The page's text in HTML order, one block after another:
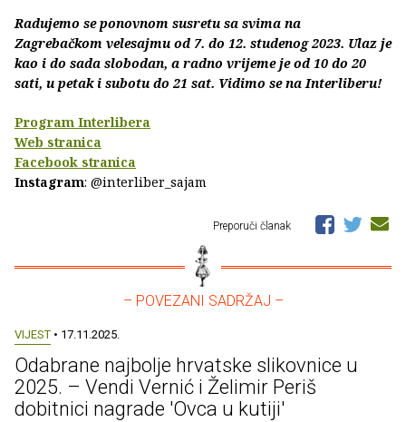
Radujemo se ponovnom susretu sa svima na
Zagrebačkom velesajmu od 7. do 12. studenog 2023. Ulaz je
kao i do sada slobodan, a radno vrijeme je od 10 do 20
sati, u petak i subotu do 21 sat. Vidimo se na Interliberu!
Program Interlibera
Web stranica
Facebook stranica
Instagram: @interliber_sajam
Preporuči članak
– POVEZANI SADRŽAJ –
VIJEST • 17.11.2025.
Odabrane najbolje hrvatske slikovnice u
2025. – Vendi Vernić i Želimir Periš
dobitnici nagrade 'Ovca u kutiji'